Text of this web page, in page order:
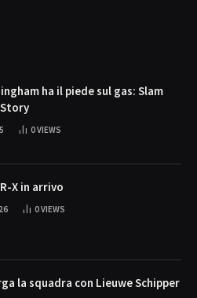
ha il piede sul gas: Slam
0VIEWS
X in arrivo
0VIEWS
la squadra con Lieuwe Schipper